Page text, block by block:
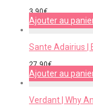
3,90€
Ajouter au
Sante Adairius |
27,90€
Ajouter au
Verdant | Why